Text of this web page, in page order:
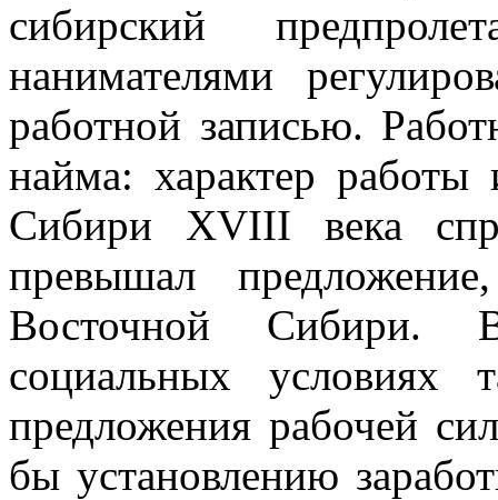
сибирский
нанимателями
работной записью.
найма: характер
Сибири XVIII века
превышал
Восточной Сибири.
социальных условиях
предложения рабочей
бы установлению